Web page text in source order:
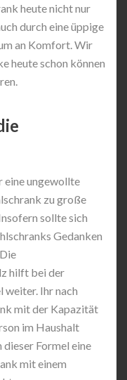
heute nicht nur
durch eine üppige
an Komfort. Wir
heute schon können
eine ungewollte
zu große
sollte sich
Gedanken
hilft bei der
weiter. Ihr nach
mit der Kapazität
im Haushalt
dieser Formel eine
mit einem